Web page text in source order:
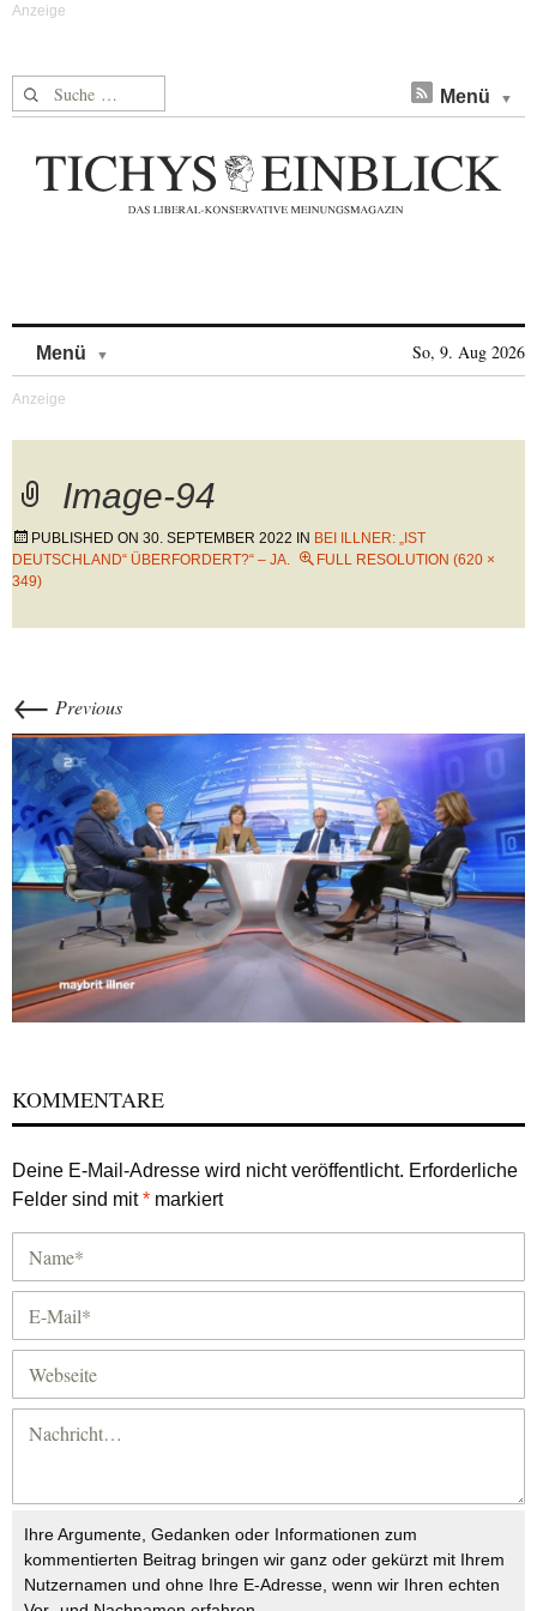
Suche nach: Menü
Menü So, 9. Aug 2026
Image-94
PUBLISHED ON 30. SEPTEMBER 2022 IN BEI ILLNER: „IST
DEUTSCHLAND“ ÜBERFORDERT?“ – JA.
FULL RESOLUTION (620 ×
349)
← Previous
KOMMENTARE
Deine E-Mail-Adresse wird nicht veröffentlicht. Erforderliche
Felder sind mit* markiert
Ihre Argumente, Gedanken oder Informationen zum
kommentierten Beitrag bringen wir ganz oder gekürzt mit Ihrem
Nutzernamen und ohne Ihre E-Adresse, wenn wir Ihren echten